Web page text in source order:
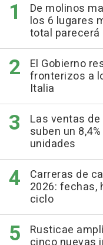
De molinos
los 6 lugares
total parecerá
El Gobierno
fronterizos a
Italia
Las ventas
suben un
unidades
Carreras de
2026: fechas,
ciclo
Rusticae